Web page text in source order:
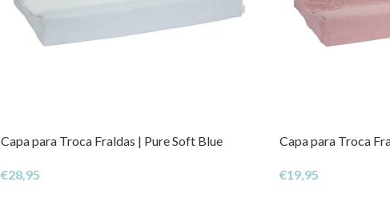
Capa para Troca Fraldas | Pure Soft Blue
€28,95
Capa para Troca
€19,95